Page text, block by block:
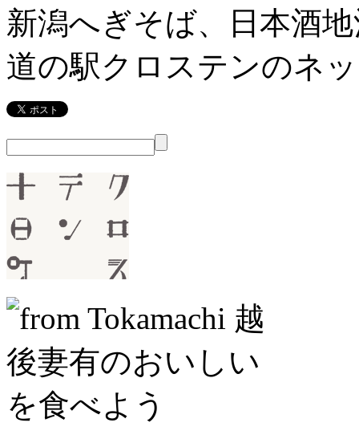
新潟へぎそば、日本酒
道の駅クロステンのネ